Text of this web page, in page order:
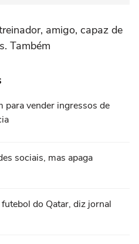
amigo, capaz de
Também
para vender ingressos de
sociais, mas apaga
do Qatar, diz jornal